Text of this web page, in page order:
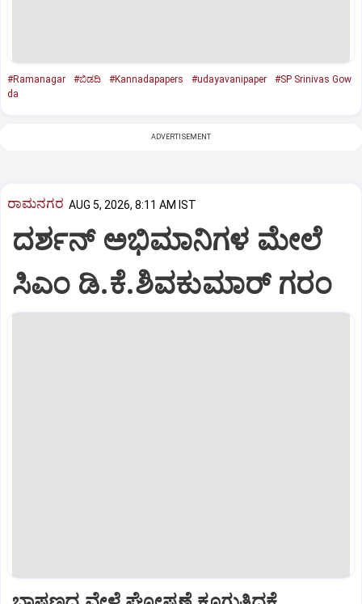
#Ramanagar #ಬಿಡದಿ #Kannadapapers #udayavanipaper
#SP Srinivas Gow
da
ADVERTISEMENT
ರಾಮನಗರ AUG 5, 2026, 8:11 AM IST
ದರ್ಶನ್ ಅಭಿಮಾನಿಗಳ ಮೇಲೆ
ಸಿಎಂ ಡಿ.ಕೆ.ಶಿವಕುಮಾರ್ ಗರಂ